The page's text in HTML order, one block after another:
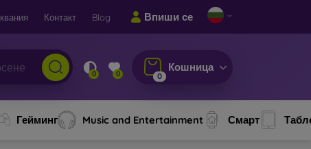
Контакт Blog Впиши се
0 0 0
Кошница
Гейминг Music and Entertainment Смарт